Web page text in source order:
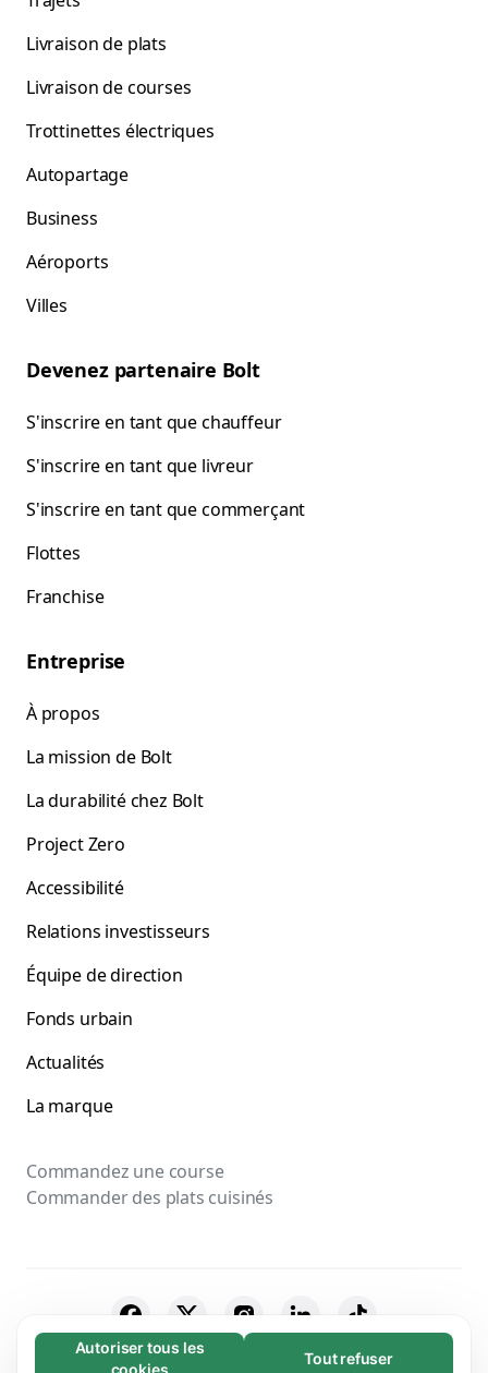
Nécessaires (65)
Autoriser tous les
cookies
Tout refuser
Livraison de plats
Livraison de courses
Trottinettes électriques
Autopartage
Business
Aéroports
Villes
Devenez partenaire Bolt
S'inscrire en tant que chauffeur
S'inscrire en tant que livreur
S'inscrire en tant que commerçant
Flottes
Franchise
Entreprise
À propos
La mission de Bolt
La durabilité chez Bolt
Project Zero
Accessibilité
Relations investisseurs
Équipe de direction
Fonds urbain
Actualités
La marque
Commandez une course
Commander des plats cuisinés